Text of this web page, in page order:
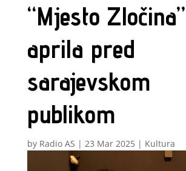
“Mjesto
aprila pred
sarajevskom
publikom
by Radio AS | 23 Mar 2025| Kultura